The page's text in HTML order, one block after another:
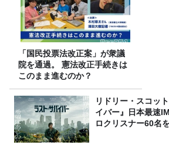
「国民投票法改正案」が衆議
院を通過。 憲法改正手続きは
このまま進むのか？
リドリー・スコッ
イバー』日本最速
ロクリスナー60名